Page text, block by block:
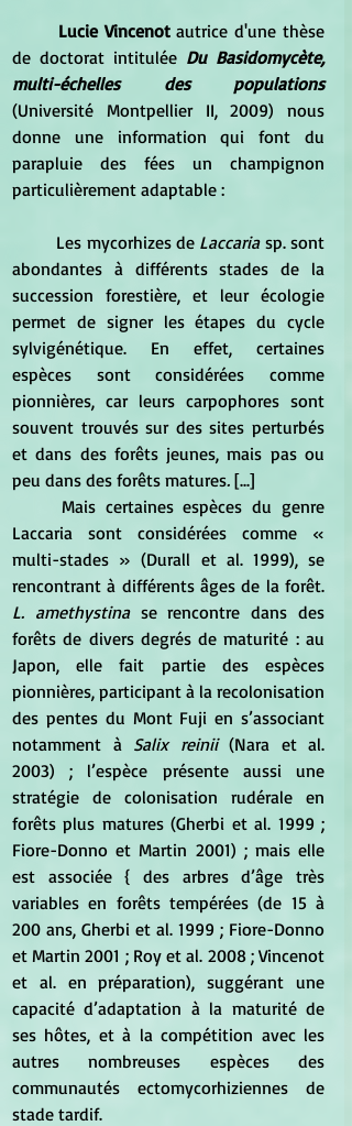
Lucie Vincenot autrice d'une thèse
de doctorat intitulée Du Basidomycète,
multi-échelles des populations
(Université Montpellier II, 2009) nous
donne une information qui font du
parapluie des fées un champignon
particulièrement adaptable :
	Les mycorhizes de
Laccaria sp. sont
abondantes à différents stades de la
succession forestière, et leur écologie
permet de signer les étapes du cycle
sylvigénétique. En effet, certaines
espèces sont considérées comme
pionnières, car leurs carpophores sont
souvent trouvés sur des sites perturbés
et dans des forêts jeunes, mais pas ou
peu dans des forêts matures. [...]
Laccaria sont considérées comme «
multi-stades » (Durall et al. 1999), se
rencontrant à différents âges de la forêt.
L. amethystina se rencontre dans des
forêts de divers degrés de maturité : au
Japon, elle fait partie des espèces
pionnières, participant à la recolonisation
des pentes du Mont Fuji en s’associant
notamment à Salix reinii (Nara et al.
2003) ; l’espèce présente aussi une
stratégie de colonisation rudérale en
forêts plus matures (Gherbi et al. 1999 ;
Fiore-Donno et Martin 2001) ; mais elle
est associée { des arbres d’âge très
variables en forêts tempérées (de 15 à
200 ans, Gherbi et al. 1999 ; Fiore-Donno
et Martin 2001 ; Roy et al. 2008 ; Vincenot
et al. en préparation), suggérant une
capacité d’adaptation à la maturité de
ses hôtes, et à la compétition avec les
autres nombreuses espèces des
communautés ectomycorhiziennes de
stade tardif.